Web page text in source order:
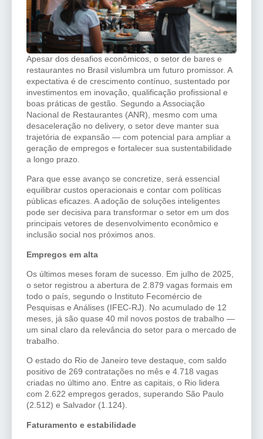
Apesar dos desafios econômicos, o setor de bares e
restaurantes no Brasil vislumbra um futuro promissor. A
expectativa é de crescimento contínuo, sustentado por
investimentos em inovação, qualificação profissional e
boas práticas de gestão. Segundo a Associação
Nacional de Restaurantes (ANR), mesmo com uma
desaceleração no delivery, o setor deve manter sua
trajetória de expansão — com potencial para ampliar a
geração de empregos e fortalecer sua sustentabilidade
a longo prazo.
Para que esse avanço se concretize, será essencial
equilibrar custos operacionais e contar com políticas
públicas eficazes. A adoção de soluções inteligentes
pode ser decisiva para transformar o setor em um dos
principais vetores de desenvolvimento econômico e
inclusão social nos próximos anos.
Empregos em alta
Os últimos meses foram de sucesso. Em julho de 2025,
o setor registrou a abertura de 2.879 vagas formais em
todo o país, segundo o Instituto Fecomércio de
Pesquisas e Análises (IFEC-RJ). No acumulado de 12
meses, já são quase 40 mil novos postos de trabalho —
um sinal claro da relevância do setor para o mercado de
trabalho.
O estado do Rio de Janeiro teve destaque, com saldo
positivo de 269 contratações no mês e 4.718 vagas
criadas no último ano. Entre as capitais, o Rio lidera
com 2.622 empregos gerados, superando São Paulo
(2.512) e Salvador (1.124).
Faturamento e estabilidade